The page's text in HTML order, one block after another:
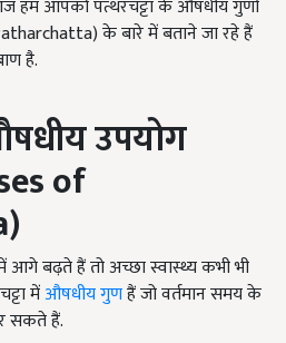
हम आपको पत्थरचट्टा के औषधीय गुणों
के बारे में बताने जा रहे हैं
है.
उपयोग
of
बढ़ते हैं तो अच्छा स्वास्थ्य कभी भी
मेंऔषधीय गुणहैं जो वर्तमान समय के
सकते हैं.